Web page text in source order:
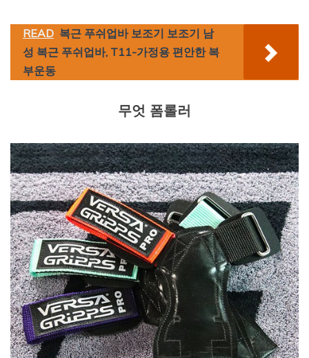
READ 복근 푸쉬업바 보조기 보조기 남
성 복근 푸쉬업바, T11-가정용 편안한 복
부운동
무엇 폼롤러